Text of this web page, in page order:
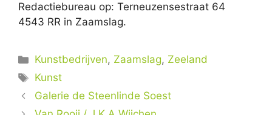
Redactiebureau op: Terneuzensestraat 64
4543 RR in Zaamslag.
Categorieën
Kunstbedrijven, Zaamslag, Zeeland
Tags
Kunst
Galerie de Steenlinde Soest